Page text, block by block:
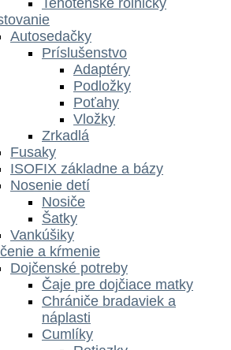
Tehotenské rolničky
Autosedačky
Príslušenstvo
Adaptéry
Podložky
Poťahy
Vložky
Zrkadlá
Fusaky
ISOFIX základne a bázy
Nosenie detí
Nosiče
Šatky
Vankúšiky
a kŕmenie
Dojčenské potreby
Čaje pre dojčiace matky
Chrániče bradaviek a
náplasti
Cumlíky